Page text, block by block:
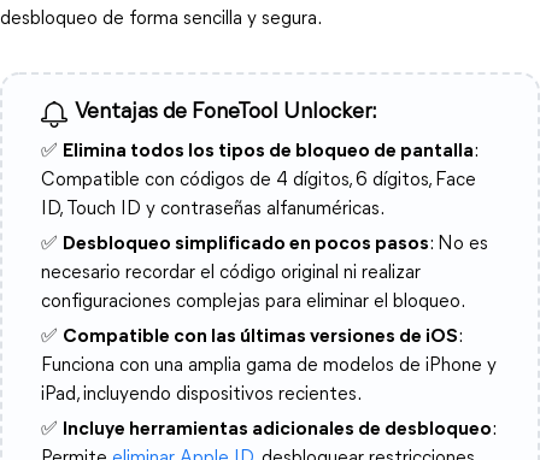
desbloqueo de forma sencilla y segura.
Ventajas de FoneTool Unlocker:
✅ Elimina todos los tipos de bloqueo de pantalla:
Compatible con códigos de 4 dígitos, 6 dígitos, Face
ID, Touch ID y contraseñas alfanuméricas.
✅ Desbloqueo simplificado en pocos pasos: No es
necesario recordar el código original ni realizar
configuraciones complejas para eliminar el bloqueo.
✅ Compatible con las últimas versiones de iOS:
Funciona con una amplia gama de modelos de iPhone y
iPad, incluyendo dispositivos recientes.
✅
Incluye herramientas adicionales de desbloqueo: